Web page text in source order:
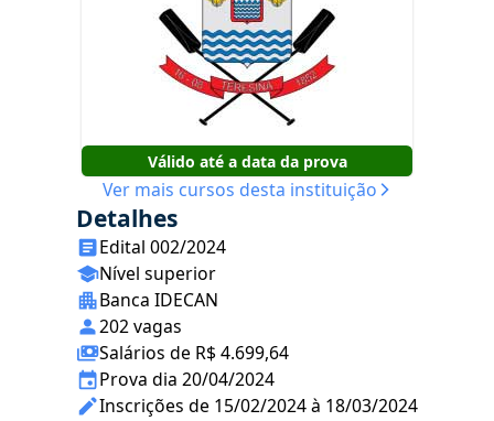
Válido até a data da prova
Ver mais cursos desta instituição
Detalhes
Edital 002/2024
Nível superior
Banca IDECAN
202 vagas
Salários de R$ 4.699,64
Prova dia 20/04/2024
Inscrições de 15/02/2024 à 18/03/2024